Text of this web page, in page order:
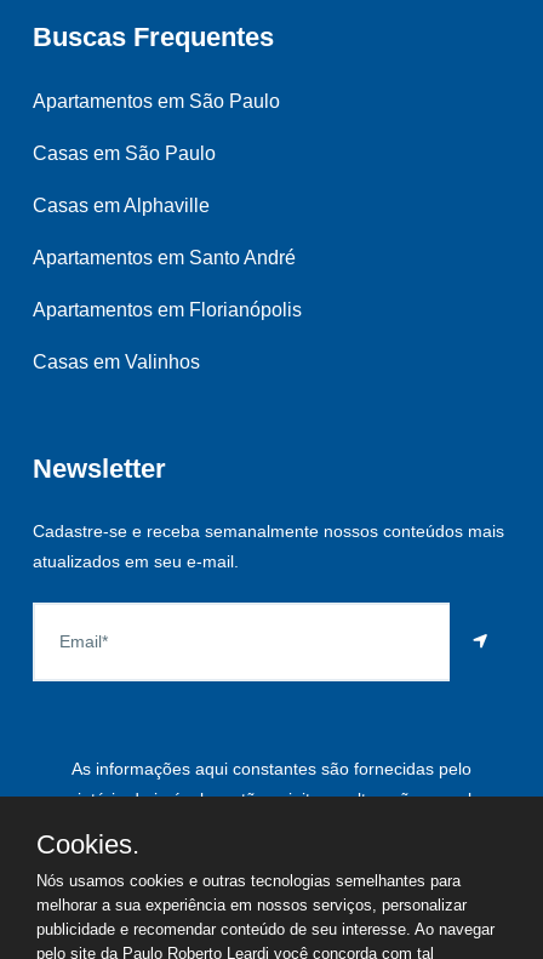
Buscas Frequentes
Apartamentos em São Paulo
Casas em São Paulo
Casas em Alphaville
Apartamentos em Santo André
Apartamentos em Florianópolis
Casas em Valinhos
Newsletter
Cadastre-se e receba semanalmente nossos conteúdos mais
atualizados em seu e-mail.
As informações aqui constantes são fornecidas pelo
proprietário do imóvel e estão sujeitas a alteração a qualquer
©2026Copyright - Paulo Roberto Leardi | Todos os direitos
Cookies.
Nós usamos cookies e outras tecnologias semelhantes para
melhorar a sua experiência em nossos serviços, personalizar
publicidade e recomendar conteúdo de seu interesse. Ao navegar
pelo site da Paulo Roberto Leardi você concorda com tal